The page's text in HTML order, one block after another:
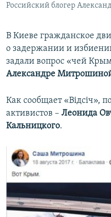
Все сайты RFE/RL
Российский блогер
В Киеве гражданское
о задержании и
задали вопрос «чей
Александре
Как сообщает «Відсіч»,
активистов – Леонида
Кальницкого.